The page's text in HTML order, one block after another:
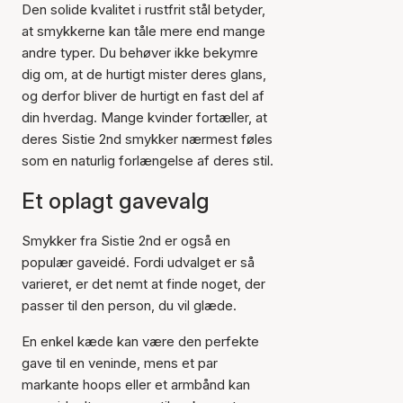
Den solide kvalitet i rustfrit stål betyder,
at smykkerne kan tåle mere end mange
andre typer. Du behøver ikke bekymre
dig om, at de hurtigt mister deres glans,
og derfor bliver de hurtigt en fast del af
din hverdag. Mange kvinder fortæller, at
deres Sistie 2nd smykker nærmest føles
som en naturlig forlængelse af deres stil.
Et oplagt gavevalg
Smykker fra Sistie 2nd er også en
populær gaveidé. Fordi udvalget er så
varieret, er det nemt at finde noget, der
passer til den person, du vil glæde.
En enkel kæde kan være den perfekte
gave til en veninde, mens et par
markante hoops eller et armbånd kan